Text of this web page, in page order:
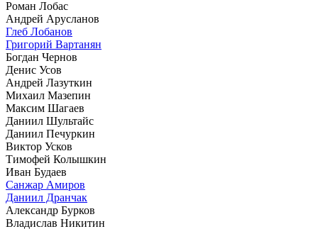
Роман Лобас
Андрей Арусланов
Глеб Лобанов
Григорий Вартанян
Богдан Чернов
Денис Усов
Андрей Лазуткин
Михаил Мазепин
Максим Шагаев
Даниил Шультайс
Даниил Печуркин
Виктор Усков
Тимофей Колышкин
Иван Будаев
Санжар Амиров
Даниил Дранчак
Александр Бурков
Владислав Никитин